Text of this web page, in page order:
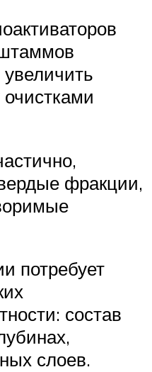
фракции,
потребует
состав
слоев.